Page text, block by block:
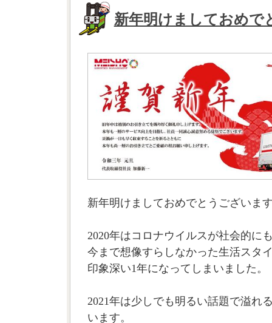
新年明けましておめで
新年明けましておめでとうございま
2020年はコロナウイルスが社会的に
今まで想像すらしなかった生活スタ
印象深い1年になってしまいました。
2021年は少しでも明るい話題で溢れ
います。